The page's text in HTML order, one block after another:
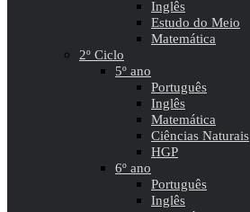
Inglês
Estudo do Meio
Matemática
2º Ciclo
5º ano
Português
Inglês
Matemática
Ciências Naturais
HGP
6º ano
Português
Inglês